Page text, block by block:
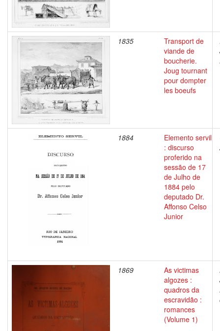
1835
Transport de
viande de
boucherie.
Joug tournant
pour dompter
les boeufs
1884
Elemento servil
: discurso
proferido na
sessão de 17
de Julho de
1884 pelo
deputado Dr.
Affonso Celso
Junior
1869
As victimas
algozes :
quadros da
escravidão :
romances
(Volume 1)